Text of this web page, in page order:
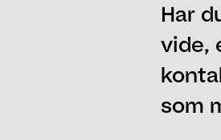
Har
vide,
som